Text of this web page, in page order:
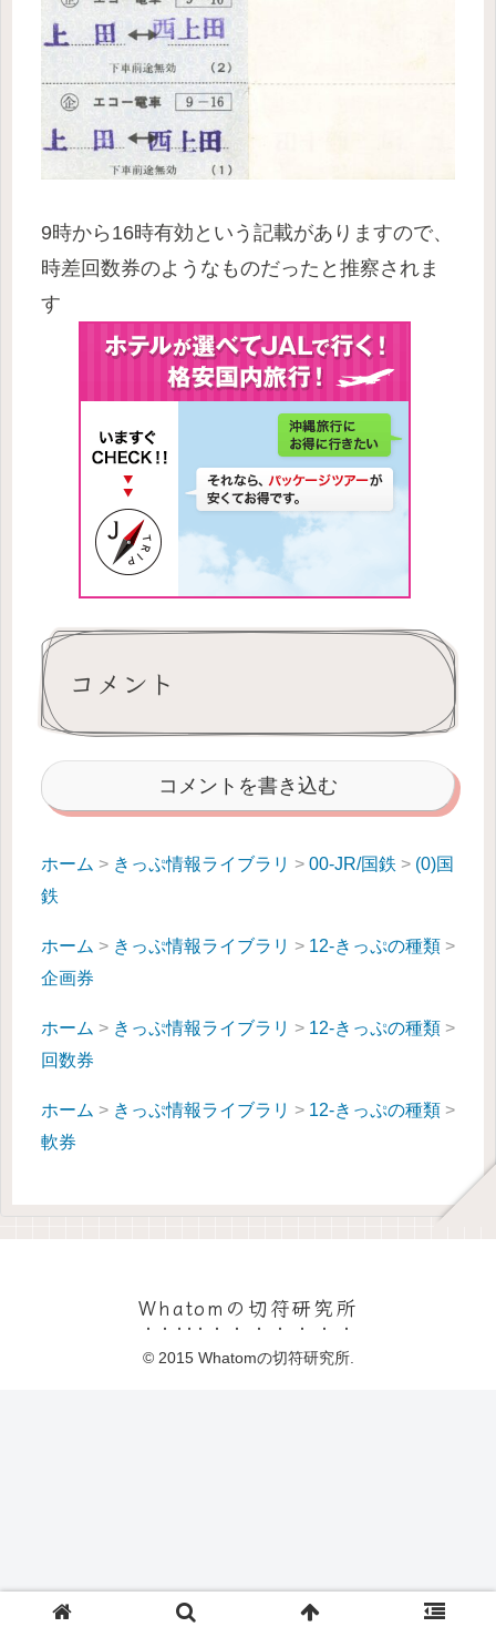
9時から16時有効という記載がありますので、
時差回数券のようなものだったと推察されま
す
コメント
コメントを書き込む
ホーム > きっぷ情報ライブラリ > 00-JR/国鉄 > (0)国
鉄
ホーム > きっぷ情報ライブラリ > 12-きっぷの種類 >
企画券
ホーム > きっぷ情報ライブラリ > 12-きっぷの種類 >
回数券
ホーム > きっぷ情報ライブラリ > 12-きっぷの種類 >
軟券
Whatomの切符研究所
© 2015 Whatomの切符研究所.